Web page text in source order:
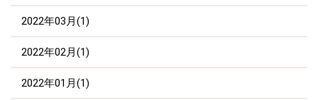
2022年03月(1)
2022年02月(1)
2022年01月(1)